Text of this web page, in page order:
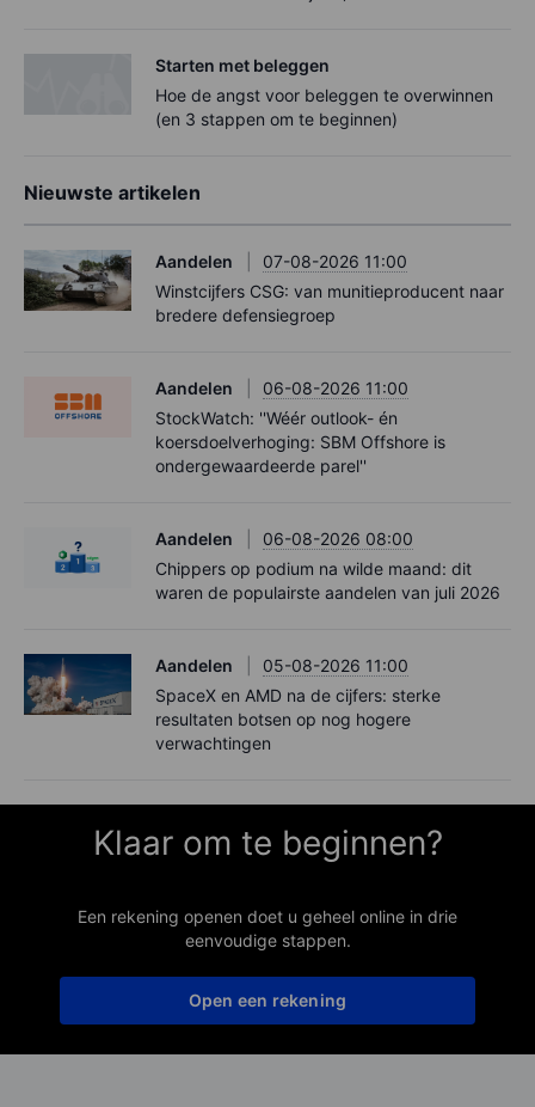
Starten met beleggen
Hoe de angst voor beleggen te overwinnen
(en 3 stappen om te beginnen)
Nieuwste artikelen
Aandelen
07-08-2026 11:00
Winstcijfers CSG: van munitieproducent naar
bredere defensiegroep
Aandelen
06-08-2026 11:00
StockWatch: ''Wéér outlook- én
koersdoelverhoging: SBM Offshore is
ondergewaardeerde parel''
Aandelen
06-08-2026 08:00
Chippers op podium na wilde maand: dit
waren de populairste aandelen van juli 2026
Aandelen
05-08-2026 11:00
SpaceX en AMD na de cijfers: sterke
resultaten botsen op nog hogere
verwachtingen
Klaar om te beginnen?
Een rekening openen doet u geheel online in drie
eenvoudige stappen.
Open een rekening